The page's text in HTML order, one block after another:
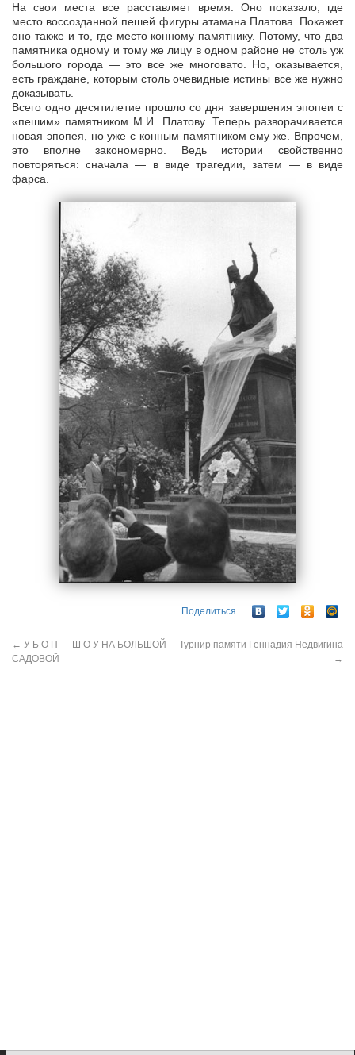
На свои места все расставляет время. Оно показало, где
место воссозданной пешей фигуры атамана Платова. Покажет
оно также и то, где место конному памятнику. Потому, что два
памятника одному и тому же лицу в одном районе не столь уж
большого города — это все же многовато. Но, оказывается,
есть граждане, которым столь очевидные истины все же нужно
доказывать.
Всего одно десятилетие прошло со дня завершения эпопеи с
«пешим» памятником М.И. Платову. Теперь разворачивается
новая эпопея, но уже с конным памятником ему же. Впрочем,
это вполне закономерно. Ведь истории свойственно
повторяться: сначала — в виде трагедии, затем — в виде
фарса.
Поделиться
← У Б О П — Ш О У НА БОЛЬШОЙ
САДОВОЙ
Турнир памяти Геннадия Недвигина
→